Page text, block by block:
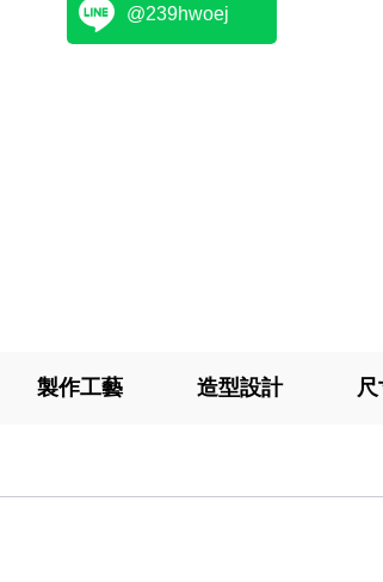
@239hwoej
製作工藝 造型設計 尺